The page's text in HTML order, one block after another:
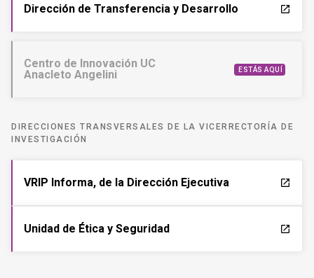
Dirección de Transferencia y Desarrollo launch
Centro de Innovación UC
Anacleto Angelini
ESTÁS AQUÍ
DIRECCIONES TRANSVERSALES DE LA VICERRECTORÍA DE
INVESTIGACIÓN
VRIP Informa, de la Dirección Ejecutiva launch
Unidad de Ética y Seguridad launch